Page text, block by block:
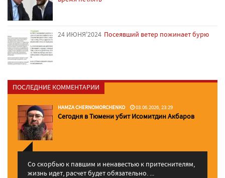
24 ИЮНЯ'2024 Посеявший ветер пожинает бурю
ПОСЛЕДНИЕ КОММЕНТАРИИ
HAMZA CHERNOMORCHENKO 03.06.2026, 23:29
Сегодня в Тюмени убит Исомитдин Акбаров
Со скорбью к павшим и ненавестью к притеснителям,
жизнь идет, расчет будет обязательно. ...